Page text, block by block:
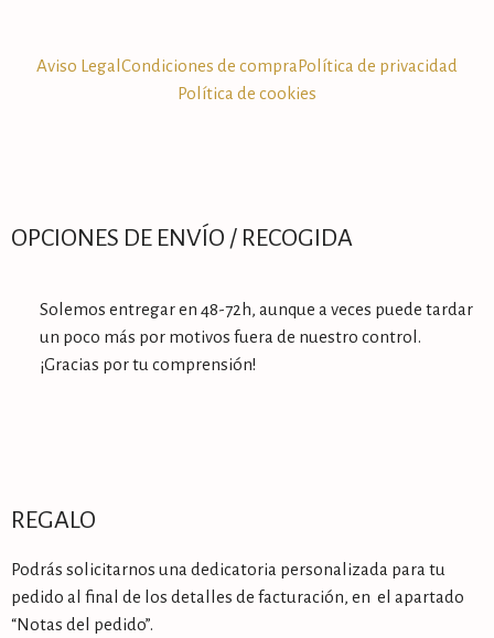
Aviso Legal Condiciones de compraPolítica de privacidad
Política de cookies
OPCIONES DE ENVÍO / RECOGIDA
Solemos entregar en 48-72h, aunque a veces puede tardar
un poco más por motivos fuera de nuestro control.
¡Gracias por tu comprensión!
REGALO
Podrás solicitarnos una dedicatoria personalizada para tu
pedido al final de los detalles de facturación, en el apartado
“Notas del pedido”.